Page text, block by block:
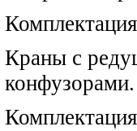
Краны с
конфузорами.